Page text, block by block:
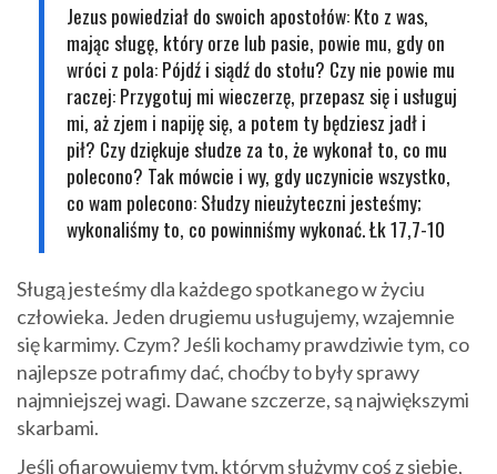
Jezus powiedział do swoich apostołów: Kto z was,
mając sługę, który orze lub pasie, powie mu, gdy on
wróci z pola: Pójdź i siądź do stołu? Czy nie powie mu
raczej: Przygotuj mi wieczerzę, przepasz się i usługuj
mi, aż zjem i napiję się, a potem ty będziesz jadł i
pił? Czy dziękuje słudze za to, że wykonał to, co mu
polecono? Tak mówcie i wy, gdy uczynicie wszystko,
co wam polecono: Słudzy nieużyteczni jesteśmy;
wykonaliśmy to, co powinniśmy wykonać. Łk 17,7-10
Sługą jesteśmy dla każdego spotkanego w życiu
człowieka. Jeden drugiemu usługujemy, wzajemnie
się karmimy. Czym? Jeśli kochamy prawdziwie tym, co
najlepsze potrafimy dać, choćby to były sprawy
najmniejszej wagi. Dawane szczerze, są największymi
skarbami.
Jeśli ofiarowujemy tym, którym służymy coś z siebie,